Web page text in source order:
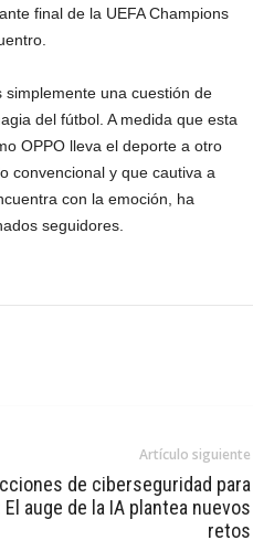
final de la UEFA Champions
simplemente una cuestión de
del fútbol. A medida que esta
OPPO lleva el deporte a otro
convencional y que cautiva a
con la emoción, ha
seguidores.
Artículo siguiente
de ciberseguridad para
El auge de la IA plantea nuevos
retos